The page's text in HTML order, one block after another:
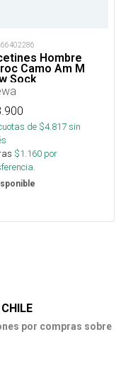
Hombre
Camo Am M
Sock
de $4.817sin
$1.160 por
por compras sobre